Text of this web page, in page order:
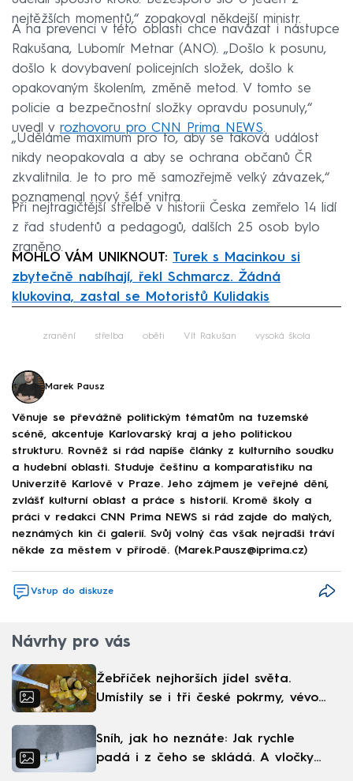
nejtěžších momentů,“ zopakoval někdejší ministr.
A na prevenci v této oblasti chce navázat i nástupce
Rakušana, Lubomír Metnar (ANO). „Došlo k posunu,
došlo k dovybavení policejních složek, došlo k
opakovaným školením, změně metod. V tomto se
policie a bezpečnostní složky opravdu posunuly,“
uvedl v rozhovoru pro CNN Prima NEWS.
„Uděláme maximum pro to, aby se taková událost
nikdy neopakovala a aby se ochrana občanů ČR
zkvalitnila. Je to pro mě samozřejmě velký závazek,“
poznamenal nový šéf vnitra.
Při nejtragičtější střelbě v historii Česka zemřelo 14 lidí
z řad studentů a pedagogů, dalších 25 osob bylo
zraněno.
MOHLO VÁM UNIKNOUT: Turek s Macinkou si
zbytečně nabíhají, řekl Schmarcz. Žádná
klukovina, zastal se Motoristů Kulidakis
zranění střelba oběti Vít Rakušan vysoká škola
Marek Pausz
Věnuje se převážně politickým tématům na tuzemské
scéně, akcentuje Karlovarský kraj a jeho politickou
strukturu. Rovněž si rád napíše články z kulturního soudku
a hudební oblasti. Studuje češtinu a komparatistiku na
Univerzitě Karlově v Praze. Jeho zájmem je veřejné dění,
zvlášť kulturní oblast a práce s historií. Kromě školy a
práci v redakci CNN Prima NEWS si rád zajde do malých,
neznámých kin či galerií. Svůj volný čas však nejradši tráví
někde za městem v přírodě. (Marek.Pausz@iprima.cz)
Vstup do diskuze
Návrhy pro vás
Žebříček nejhorších jídel světa.
Umístily se i tři české pokrmy, vévodí
Sníh, jak ho neznáte: Jak rychle
padá i z čeho se skládá. A vločky